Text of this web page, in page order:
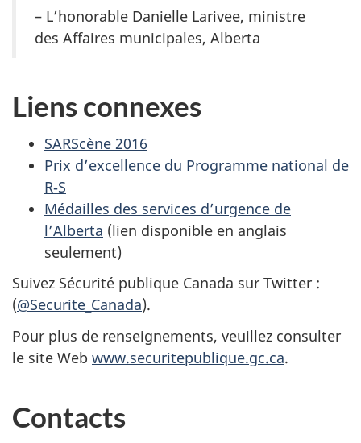
– L’honorable Danielle Larivee, ministre
des Affaires municipales, Alberta
Liens connexes
SARScène 2016
Prix d’excellence du Programme national de
R‑S
Médailles des services d’urgence de
l’Alberta (lien disponible en anglais
seulement)
Suivez Sécurité publique Canada sur Twitter :
(@Securite_Canada).
Pour plus de renseignements, veuillez consulter
le site Web www.securitepublique.gc.ca.
Contacts